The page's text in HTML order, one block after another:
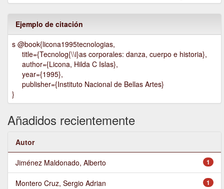
Ejemplo de citación
s @book{licona1995tecnologias,
title={Tecnolog{\\i}as corporales: danza, cuerpo e historia},
author={Licona, Hilda C Islas},
year={1995},
publisher={Instituto Nacional de Bellas Artes}
}
Añadidos recientemente
Autor
1
Jiménez Maldonado, Alberto
1
Montero Cruz, Sergio Adrian